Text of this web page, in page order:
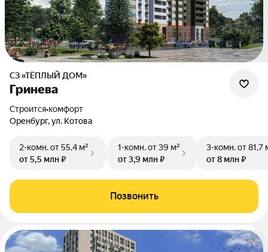
СЗ «ТЁПЛЫЙ ДОМ»
Гринева
Строится•комфорт
Оренбург, ул. Котова
2-комн.от 55,4 м²
от 5,5 млн ₽
1-комн.от 39 м²
от 3,9 млн ₽
3-комн.от 81,7
от 8 млн ₽
Позвонить